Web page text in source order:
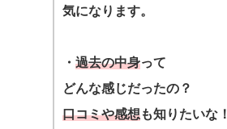
気になります。
・ 過去の中身って
どんな感じだったの？
口コミや感想も知りたいな！